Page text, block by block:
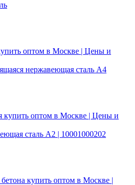
нержавеющая сталь A4
сталь A2 | 10001000202